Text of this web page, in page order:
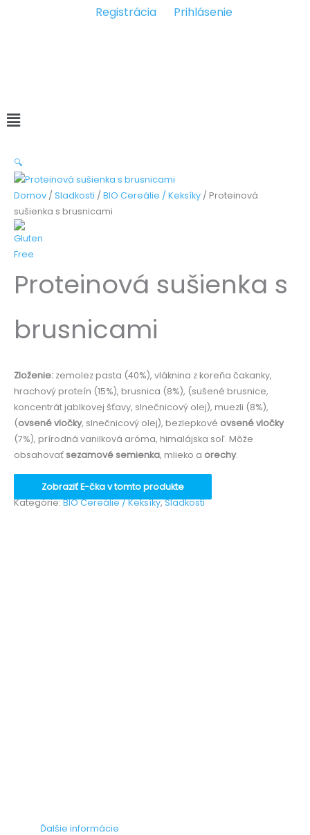
Registrácia Prihlásenie
Main
🔍
Domov / Sladkosti / BIO Cereálie / Keksíky / Proteinová
sušienka s brusnicami
Proteinová sušienka s
brusnicami
Zloženie: zemolez pasta (40%), vláknina z koreňa čakanky,
hrachový proteín (15%), brusnica (8%), (sušené brusnice,
koncentrát jablkovej šťavy, slnečnicový olej), muezli (8%),
(ovsené vločky, slnečnicový olej), bezlepkové ovsené vločky
(7%), prírodná vanilková aróma, himalájska soľ. Môže
obsahovať sezamové semienka, mlieko a orechy.
Zobraziť E-čka v tomto produkte
Kategórie:BIO Cereálie / Keksíky,Sladkosti
Ďalšie informácie